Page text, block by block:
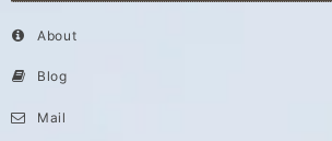
About
Blog
Mail